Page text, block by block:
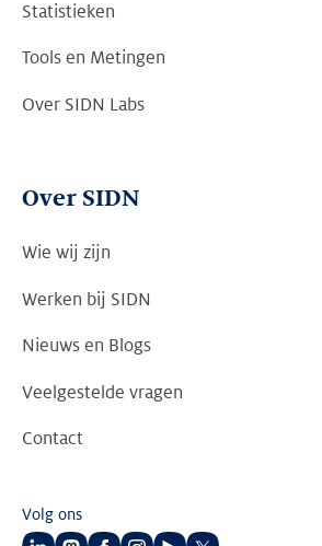
Statistieken
Tools en Metingen
Over SIDN Labs
Over SIDN
Wie wij zijn
Werken bij SIDN
Nieuws en Blogs
Veelgestelde vragen
Contact
Volg ons